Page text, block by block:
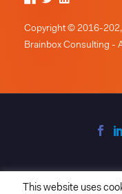
Copyright © 2016-202,
Brainbox Consulting -
This website uses